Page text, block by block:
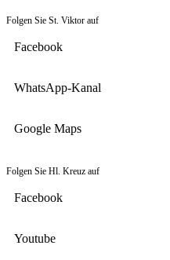
Folgen Sie St. Viktor auf
Facebook
WhatsApp-Kanal
Google Maps
Folgen Sie Hl. Kreuz auf
Facebook
Youtube